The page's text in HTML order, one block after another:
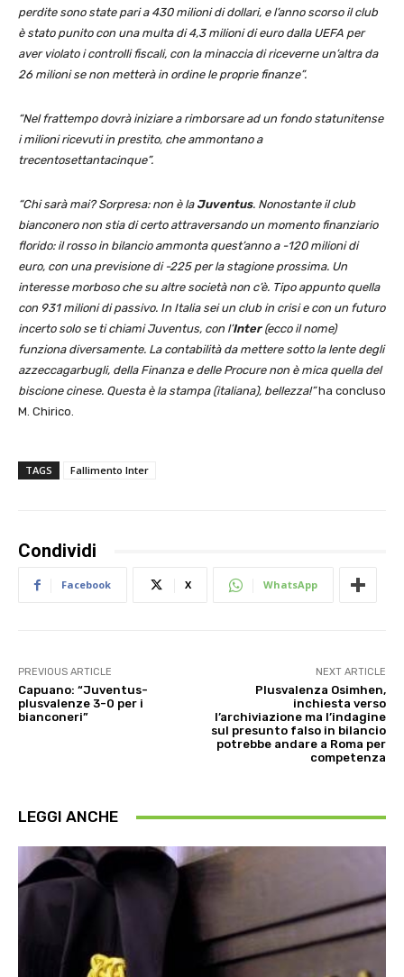
perdite sono state pari a 430 milioni di dollari, e l’anno scorso il club
è stato punito con una multa di 4,3 milioni di euro dalla UEFA per
aver violato i controlli fiscali, con la minaccia di riceverne un’altra da
26 milioni se non metterà in ordine le proprie finanze”.
“Nel frattempo dovrà iniziare a rimborsare ad un fondo statunitense
i milioni ricevuti in prestito, che ammontano a
trecentosettantacinque”.
“Chi sarà mai? Sorpresa: non è laJuventus. Nonostante il club
bianconero non stia di certo attraversando un momento finanziario
florido: il rosso in bilancio ammonta quest’anno a -120 milioni di
euro, con una previsione di -225 per la stagione prossima. Un
interesse morboso che su altre società non c’è. Tipo appunto quella
con 931 milioni di passivo. In Italia sei un club in crisi e con un futuro
incerto solo se ti chiami Juventus, con l’Inter(ecco il nome)
funziona diversamente. La contabilità da mettere sotto la lente degli
azzeccagarbugli, della Finanza e delle Procure non è mica quella del
biscione cinese. Questa è la stampa (italiana), bellezza!”ha concluso
M. Chirico.
TAGS Fallimento Inter
Condividi
Facebook X WhatsApp
PREVIOUS ARTICLE
Capuano: “Juventus-
plusvalenze 3-0 per i
bianconeri”
NEXT ARTICLE
Plusvalenza Osimhen,
inchiesta verso
l’archiviazione ma l’indagine
sul presunto falso in bilancio
potrebbe andare a Roma per
competenza
LEGGI ANCHE